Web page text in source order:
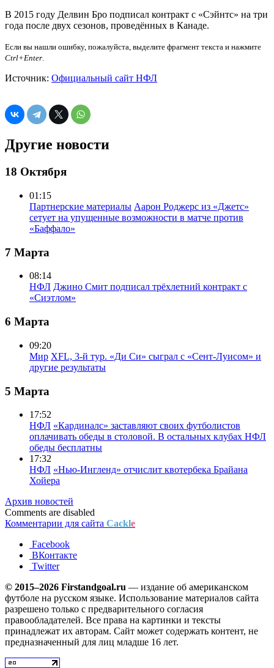
В 2015 году Делвин Бро подписал контракт с «Сэйнтс» на три
года после двух сезонов, проведённых в Канаде.
Если вы нашли ошибку, пожалуйста, выделите фрагмент текста и нажмите
Ctrl+Enter.
Источник: Официальный сайт НФЛ
Другие новости
18 Октября
01:15
Партнерские материалы Аарон Роджерс из «Джетс»
сетует на упущенные возможности в матче против
«Баффало»
7 Марта
08:14
НФЛ Джино Смит подписал трёхлетний контракт с
«Сиэтлом»
6 Марта
09:20
Мир XFL, 3-й тур. «Ди Си» сыграл с «Сент-Луисом» и
другие результаты
5 Марта
17:52
НФЛ «Кардиналс» заставляют своих футболистов
оплачивать обеды в столовой. В остальных клубах НФЛ
обеды бесплатны
17:32
НФЛ «Нью-Ингленд» отчислит квотербека Брайана
Хойера
Архив новостей
Comments are disabled
Комментарии для сайта Cackle
Facebook
ВКонтакте
Twitter
© 2015–2026 Firstandgoal.ru — издание об американском
футболе на русском языке. Использование материалов cайта
разрешено только с предварительного согласия
правообладателей. Все права на картинки и тексты
принадлежат их авторам. Сайт может содержать контент, не
предназначенный для лиц младше 16 лет.